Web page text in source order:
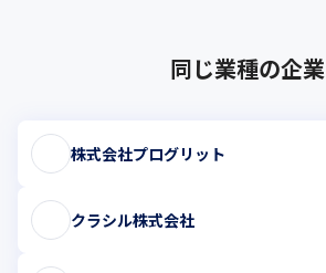
同じ業種の企業
株式会社プログリット
クラシル株式会社